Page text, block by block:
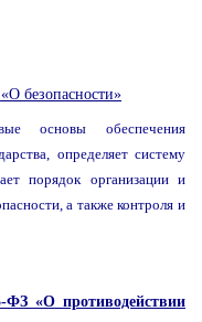
безопасности»
основы обеспечения
определяет систему
порядок организации и
а также контроля и
«О противодействии